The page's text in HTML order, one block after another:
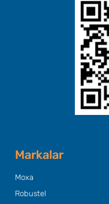
Markalar
Moxa
Robustel